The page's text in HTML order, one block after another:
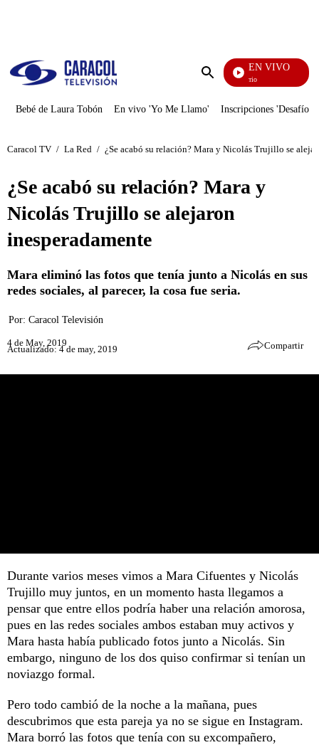
Enviar
EN VIVO
María La Del Barrio
Bebé de Laura Tobón En vivo 'Yo Me Llamo' Inscripciones 'Desafío'
Caracol TV / La Red / ¿Se acabó su relación? Mara y Nicolás Trujillo se
¿Se acabó su relación? Mara y
Nicolás Trujillo se alejaron
inesperadamente
Mara eliminó las fotos que tenía junto a Nicolás en sus
redes sociales, al parecer, la cosa fue seria.
Por: Caracol Televisión
4 de May, 2019
Actualizado: 4 de may, 2019 Compartir
Durante varios meses vimos a Mara Cifuentes y Nicolás
Trujillo muy juntos, en un momento hasta llegamos a
pensar que entre ellos podría haber una relación amorosa,
pues en las redes sociales ambos estaban muy activos y
Mara hasta había publicado fotos junto a Nicolás. Sin
embargo, ninguno de los dos quiso confirmar si tenían un
noviazgo formal.
Pero todo cambió de la noche a la mañana, pues
descubrimos que esta pareja ya no se sigue en Instagram.
Mara borró las fotos que tenía con su excompañero,